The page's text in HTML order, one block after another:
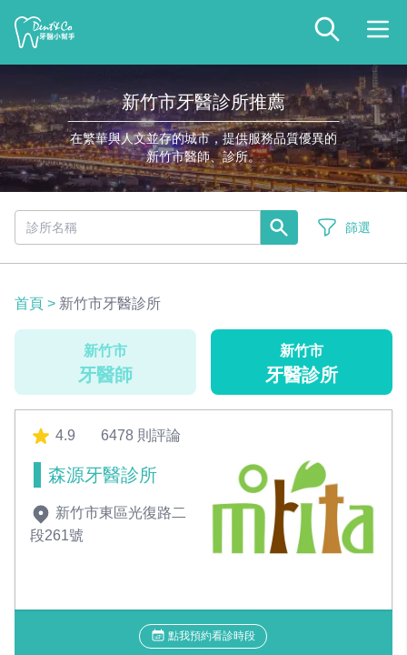
新竹市牙醫診所推薦
在繁華與人文並存的城市，提供服務品質優異的
新竹市醫師、診所。
篩選
首頁 > 新竹市牙醫診所
新竹市
牙醫師
新竹市
牙醫診所
4.9 6478 則評論
森源牙醫診所
新竹市東區光復路二
段261號
點我預約看診時段